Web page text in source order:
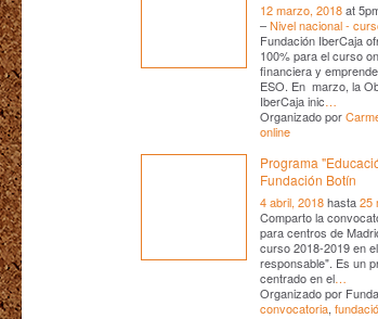
12 marzo, 2018at
–Nivel nacional -
Fundación IberCaja
100% para el curso
financiera y
ESO. En marzo, la
IberCaja inic …
Organizado por
online
Programa
Fundación Botín
4 abril, 2018hasta25
Comparto la
para centros de
curso 2018-2019 en
responsable". Es un
centrado en el…
Organizado por
convocatoria,